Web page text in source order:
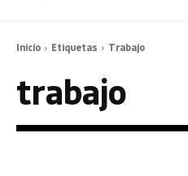
Inicio Etiquetas Trabajo
trabajo